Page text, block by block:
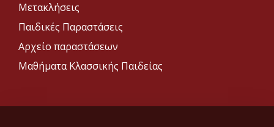
Μετακλήσεις
Παιδικές Παραστάσεις
Αρχείο παραστάσεων
Μαθήματα Κλασσικής Παιδείας